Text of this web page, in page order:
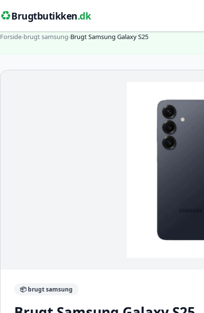
♻️Brugtbutikken.dk
Forside›brugt samsung›Brugt Samsung Galaxy S25
📦 brugt samsung